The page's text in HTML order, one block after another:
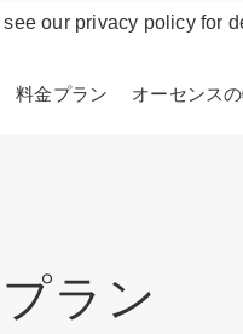
料金プラン オーセンス
ラン
our privacy policy for